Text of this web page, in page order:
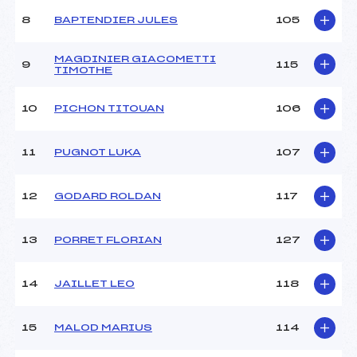
Ouvreurs C :
CHAMIOT-PONCET (SA)
Ouvreurs E :
FAVRE (SA)
Météo :
12:00
DEMUER (SA)
Ouvreurs B :
PICCARD (SA)
Ouvreurs D :
DELORME PUECH (SA)
FAVRE (SA)
Température arrivée :
8 BAPTENDIER JULES 105
9
MAGDINIER GIACOMETTI
TIMOTHE
115
10 PICHON TITOUAN 106
11 PUGNOT LUKA 107
12 GODARD ROLDAN 117
13 PORRET FLORIAN 127
14 JAILLET LEO 118
15 MALOD MARIUS 114